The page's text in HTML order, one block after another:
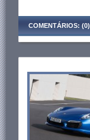
COMENTÁRIOS: (0)